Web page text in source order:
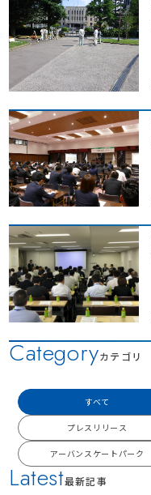
Latest最新記事
Categoryカテゴリ
すべて
プレスリリース
アーバンスケートパーク